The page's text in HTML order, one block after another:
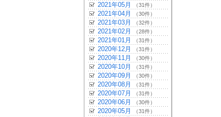
2021年05月 （31件）
2021年04月 （30件）
2021年03月 （32件）
2021年02月 （28件）
2021年01月 （31件）
2020年12月 （31件）
2020年11月 （30件）
2020年10月 （31件）
2020年09月 （30件）
2020年08月 （31件）
2020年07月 （31件）
2020年06月 （30件）
2020年05月 （31件）